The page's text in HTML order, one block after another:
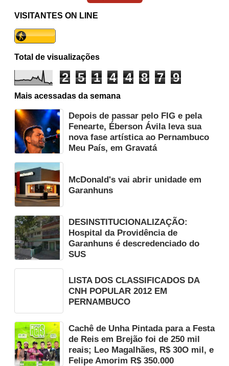
VISITANTES ON LINE
Total de visualizações
2 5 1 4 4 8 7 9
Mais acessadas da semana
Depois de passar pelo FIG e pela
Fenearte, Éberson Ávila leva sua
nova fase artística ao Pernambuco
Meu País, em Gravatá
McDonald's vai abrir unidade em
Garanhuns
DESINSTITUCIONALIZAÇÃO:
Hospital da Providência de
Garanhuns é descredenciado do
SUS
LISTA DOS CLASSIFICADOS DA
CNH POPULAR 2012 EM
PERNAMBUCO
Cachê de Unha Pintada para a Festa
de Reis em Brejão foi de 250 mil
reais; Leo Magalhães, R$ 30O mil, e
Felipe Amorim R$ 350.000